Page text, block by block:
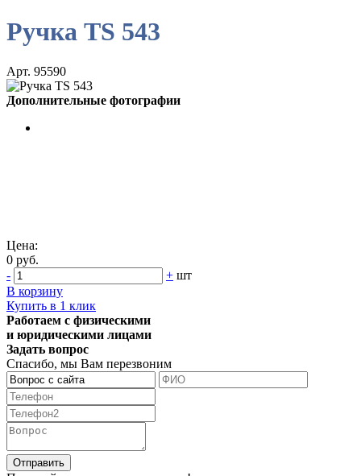
Ручка TS 543
Арт. 95590
Дополнительные фотографии
Цена:
0 руб.
-
+ шт
В корзину
Купить в 1 клик
Работаем с физическими
и юридическими лицами
Задать вопрос
Спасибо, мы Вам перезвоним